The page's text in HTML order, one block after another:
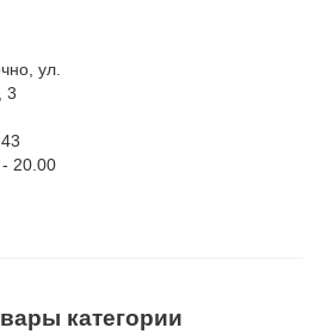
ул.
3
20.00
категории